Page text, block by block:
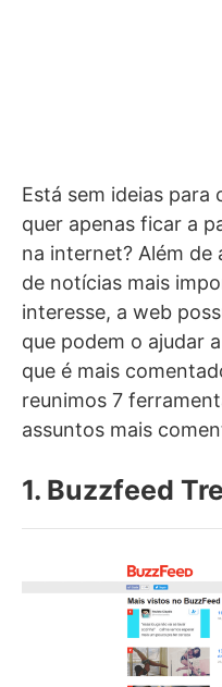
Está sem ideias para
quer apenas ficar a
na internet? Além de
de notícias mais
interesse, a web
que podem o ajudar
que é mais
reunimos 7
assuntos mais
1. Buzzfeed